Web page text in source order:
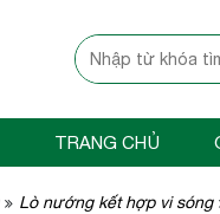
TRANG CHỦ
Lò nướng kết hợp vi sóng